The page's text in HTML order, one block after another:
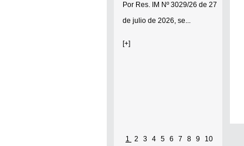
Por Res. IM Nº 3029/26 de 27
de julio de 2026, se...
[+]
1 2 3 4 5 6 7 8 9 10